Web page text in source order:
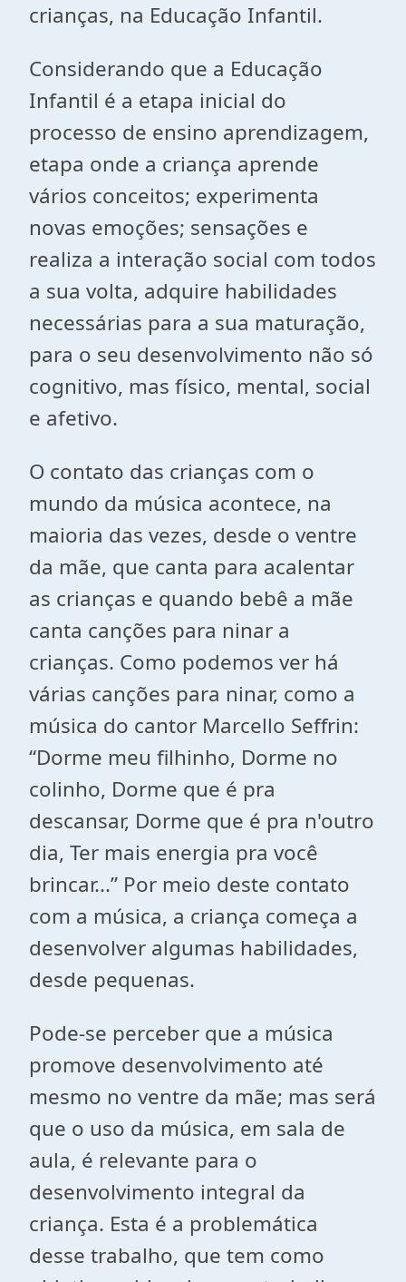
crianças, na Educação Infantil.
Considerando que a Educação
Infantil é a etapa inicial do
processo de ensino aprendizagem,
etapa onde a criança aprende
vários conceitos; experimenta
novas emoções; sensações e
realiza a interação social com todos
a sua volta, adquire habilidades
necessárias para a sua maturação,
para o seu desenvolvimento não só
cognitivo, mas físico, mental, social
e afetivo.
O contato das crianças com o
mundo da música acontece, na
maioria das vezes, desde o ventre
da mãe, que canta para acalentar
as crianças e quando bebê a mãe
canta canções para ninar a
crianças. Como podemos ver há
várias canções para ninar, como a
música do cantor Marcello Seffrin:
“Dorme meu filhinho, Dorme no
colinho, Dorme que é pra
descansar, Dorme que é pra n'outro
dia, Ter mais energia pra você
brincar...” Por meio deste contato
com a música, a criança começa a
desenvolver algumas habilidades,
desde pequenas.
Pode-se perceber que a música
promove desenvolvimento até
mesmo no ventre da mãe; mas será
que o uso da música, em sala de
aula, é relevante para o
desenvolvimento integral da
criança. Esta é a problemática
desse trabalho, que tem como